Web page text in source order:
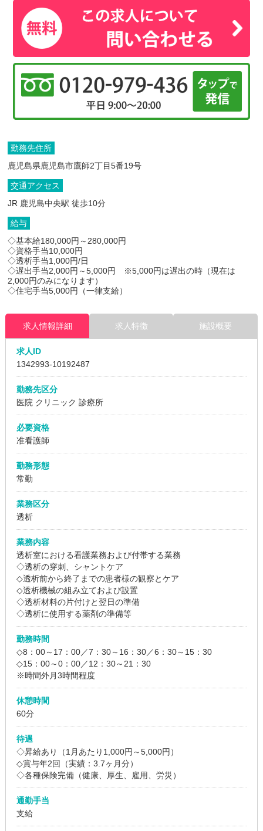
勤務先住所
鹿児島県鹿児島市鷹師2丁目5番19号
交通アクセス
JR 鹿児島中央駅 徒歩10分
給与
◇基本給180,000円～280,000円
◇資格手当10,000円
◇透析手当1,000円/日
◇遅出手当2,000円～5,000円 ※5,000円は遅出の時（現在は
2,000円のみになります）
◇住宅手当5,000円（一律支給）
求人情報詳細 求人特徴 施設概要
求人ID
1342993-10192487
勤務先区分
医院 クリニック 診療所
必要資格
准看護師
勤務形態
常勤
業務区分
透析
業務内容
透析室における看護業務および付帯する業務
◇透析の穿刺、シャントケア
◇透析前から終了までの患者様の観察とケア
◇透析機械の組み立ておよび設置
◇透析材料の片付けと翌日の準備
◇透析に使用する薬剤の準備等
勤務時間
◇8：00～17：00／7：30～16：30／6：30～15：30
◇15：00～0：00／12：30～21：30
※時間外月3時間程度
休憩時間
60分
待遇
◇昇給あり（1月あたり1,000円～5,000円）
◇賞与年2回（実績：3.7ヶ月分）
◇各種保険完備（健康、厚生、雇用、労災）
通勤手当
支給